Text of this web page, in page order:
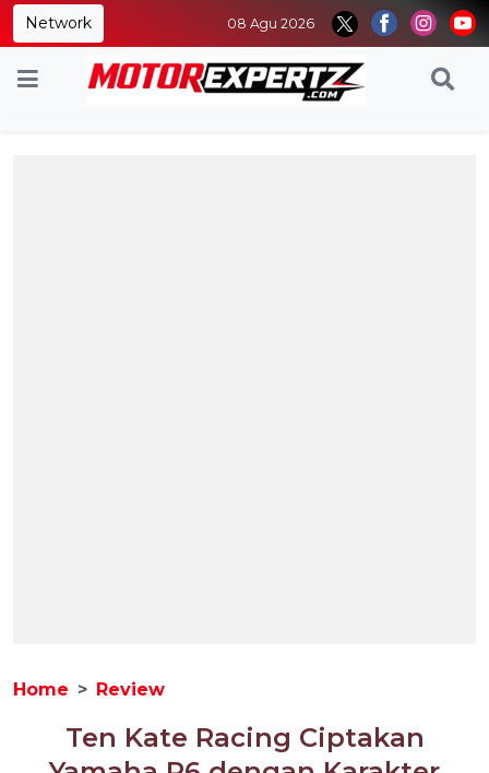
Network 08 Agu 2026
Home Review
Ten Kate Racing Ciptakan